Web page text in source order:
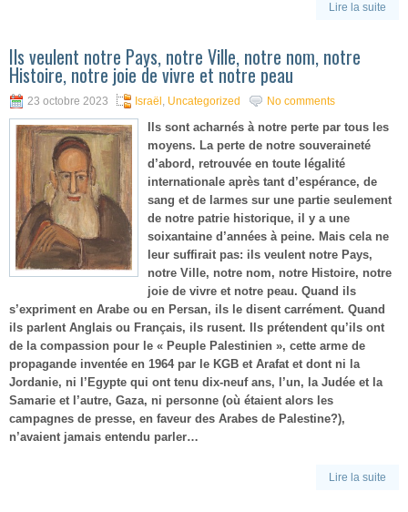
Lire la suite
Ils veulent notre Pays, notre Ville, notre nom, notre
Histoire, notre joie de vivre et notre peau
23 octobre 2023 Israël , Uncategorized No comments
Ils sont acharnés à notre perte par tous les
moyens. La perte de notre souveraineté
d’abord, retrouvée en toute légalité
internationale après tant d’espérance, de
sang et de larmes sur une partie seulement
de notre patrie historique, il y a une
soixantaine d’années à peine. Mais cela ne
leur suffirait pas: ils veulent notre Pays,
notre Ville, notre nom, notre Histoire, notre
joie de vivre et notre peau. Quand ils
s’expriment en Arabe ou en Persan, ils le disent carrément. Quand
ils parlent Anglais ou Français, ils rusent. Ils prétendent qu’ils ont
de la compassion pour le « Peuple Palestinien », cette arme de
propagande inventée en 1964 par le KGB et Arafat et dont ni la
Jordanie, ni l’Egypte qui ont tenu dix-neuf ans, l’un, la Judée et la
Samarie et l’autre, Gaza, ni personne (où étaient alors les
campagnes de presse, en faveur des Arabes de Palestine?),
n’avaient jamais entendu parler…
Lire la suite